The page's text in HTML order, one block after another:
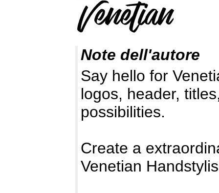
Note dell'autore
Say hello for
logos, header,
possibilities.
Create a
Venetian